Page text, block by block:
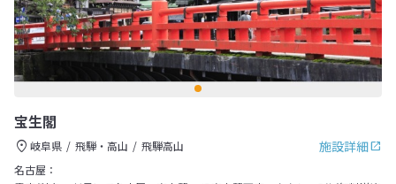
宝生閣
施設詳細
岐阜県 飛騨・高山
飛騨高山
名古屋：